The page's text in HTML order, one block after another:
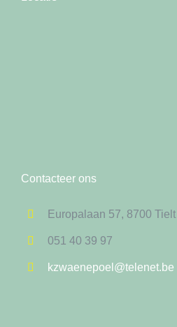
Contacteer ons
Europalaan 57, 8700 Tielt
051 40 39 97
kzwaenepoel@telenet.be